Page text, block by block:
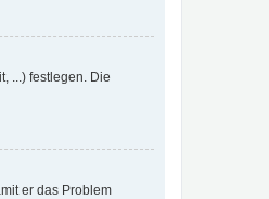
...) festlegen. Die
er das Problem